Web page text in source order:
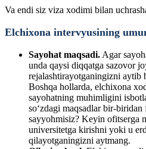
Va endi siz viza xodimi bilan
Elchixona intervyusining
Sayohat maqsadi. Agar
unda qaysi diqqatga sazovor
rejalashtirayotganingizni aytib
Boshqa hollarda, elchixona
sayohatning muhimligini
so‘zdagi maqsadlar bir-
sayyohmisiz? Keyin ofitserga
universitetga kirishni yoki u
qilayotganingizni aytmang.